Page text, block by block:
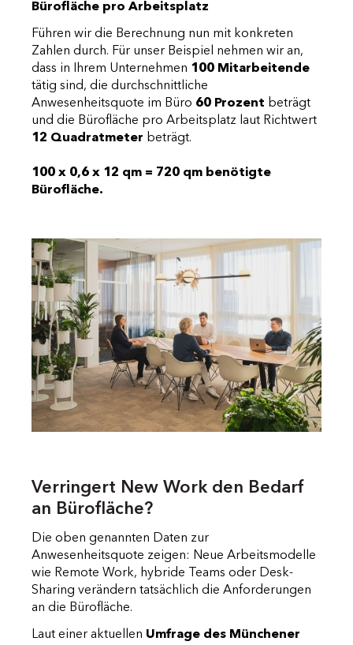
Bürofläche pro Arbeitsplatz
Führen wir die Berechnung nun mit konkreten
Zahlen durch. Für unser Beispiel nehmen wir an,
dass in Ihrem Unternehmen 100 Mitarbeitende
tätig sind, die durchschnittliche
Anwesenheitsquote im Büro 60 Prozent beträgt
und die Bürofläche pro Arbeitsplatz laut Richtwert
12 Quadratmeter beträgt.
100 x 0,6 x 12 qm = 720 qm benötigte
Bürofläche.
Verringert New Work den Bedarf
an Bürofläche?
Die oben genannten Daten zur
Anwesenheitsquote zeigen: Neue Arbeitsmodelle
wie Remote Work, hybride Teams oder Desk-
Sharing verändern tatsächlich die Anforderungen
an die Bürofläche.
Laut einer aktuellen Umfrage des Münchener